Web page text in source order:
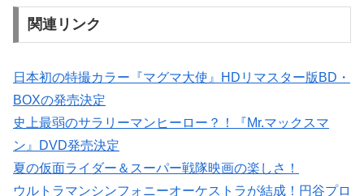
関連リンク
日本初の特撮カラー『マグマ大使』HDリマスター版BD・
BOXの発売決定
史上最弱のサラリーマンヒーロー？！『Mr.マックスマ
ン』DVD発売決定
夏の仮面ライダー＆スーパー戦隊映画の楽しさ！
ウルトラマンシンフォニーオーケストラが結成！円谷プロ